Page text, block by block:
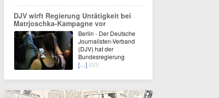
DJV wirft Regierung Untätigkeit bei
Matrjoschka-Kampagne vor
Berlin - Der Deutsche
Journalisten-Verband
(DJV) hat der
Bundesregierung
[…] (00)